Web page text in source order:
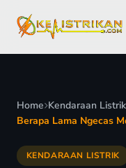
Home Kendaraan Listrik
Berapa Lama Ngecas
KENDARAAN LISTRIK